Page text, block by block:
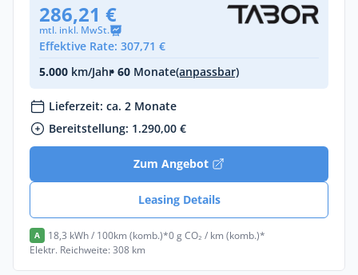
286,21 €
mtl. inkl. MwSt.
Effektive Rate: 307,71 €
5.000 km/Jahr• 60 Monate(anpassbar)
Lieferzeit: ca. 2 Monate
Bereitstellung: 1.290,00 €
Zum Angebot
Leasing Details
A 18,3 kWh / 100km (komb.)*0 g CO₂ / km (komb.)*
Elektr. Reichweite: 308 km